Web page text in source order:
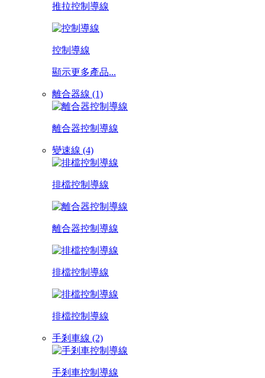
推拉控制導線
控制導線
顯示更多產品...
離合器線 (1)
離合器控制導線
變速線 (4)
排檔控制導線
離合器控制導線
排檔控制導線
排檔控制導線
手剎車線 (2)
手剎車控制導線